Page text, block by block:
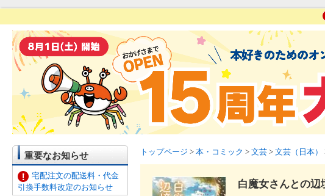
重要なお知らせ
宅配注文の配送料・代金
引換手数料改定のお知らせ
トップページ > 本・コミック > 文芸 > 文芸（日本）
白魔女さんとの辺